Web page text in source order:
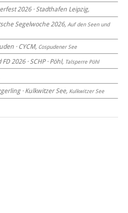
· Thüringen · Sachsen Anhalt
2026 · Stadthafen Leipzig,
Segelwoche 2026, Auf den Seen und
· CYCM, Cospudener See
2026 · SCHP · Pöhl, Talsperre Pöhl
· Kulkwitzer See, Kulkwitzer See